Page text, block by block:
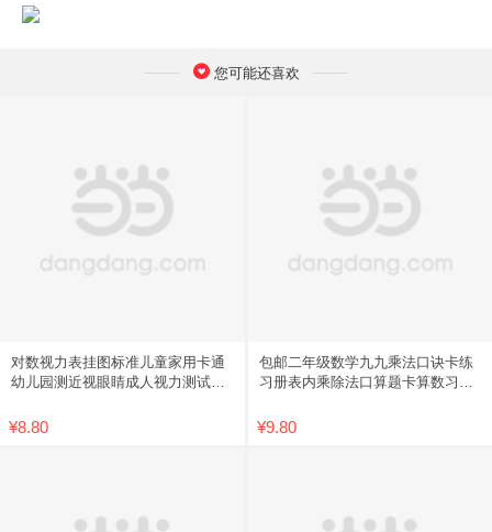
您可能还喜欢
对数视力表挂图标准儿童家用卡通
幼儿园测近视眼睛成人视力测试表
¥8.80
包邮二年级数学九九乘法口诀卡练
习册表内乘除法口算题卡算数习题
¥9.80